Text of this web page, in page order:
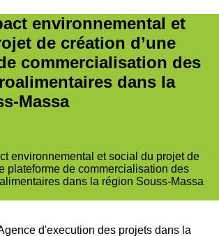
environnemental et
de création d’une
commercialisation des
dans la
Massa
environnemental et social du projet de
plateforme de commercialisation des
dans la région Souss-Massa
d'execution des projets dans la